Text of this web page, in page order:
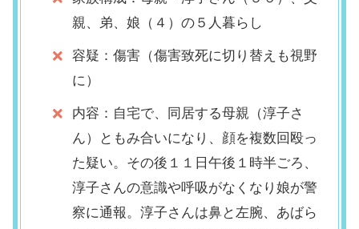
親、弟、娘（４）の５人暮らし
容疑：傷害（傷害致死に切り替えも視野
に）
内容：自宅で、同居する母親（淳子さ
ん）ともみ合いになり、顔を複数回殴っ
た疑い。その後１１日午後１時半ごろ、
淳子さんの意識や呼吸がなくなり娘が警
察に通報。淳子さんは鼻と左腕、あばら